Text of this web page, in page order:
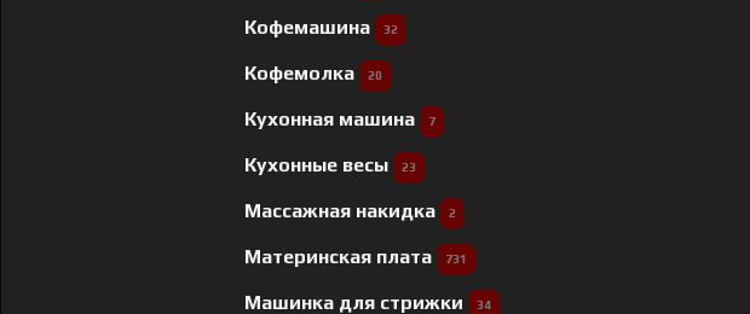
Кофемашина 32
Кофемолка 20
Кухонная машина 7
Кухонные весы 23
Массажная накидка 2
Материнская плата 731
Машинка для стрижки 34